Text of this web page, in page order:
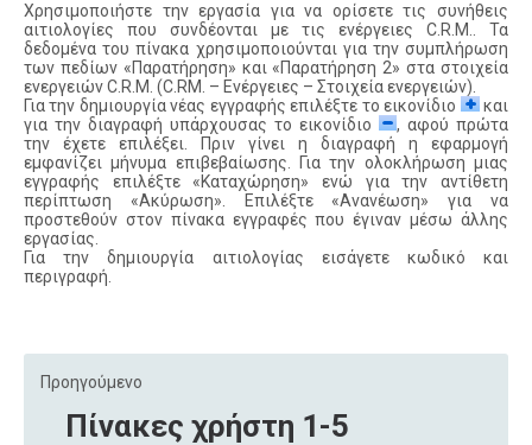
Χρησιμοποιήστε την εργασία για να ορίσετε τις συνήθεις
αιτιολογίες που συνδέονται με τις ενέργειες C.R.M.. Τα
δεδομένα του πίνακα χρησιμοποιούνται για την συμπλήρωση
των πεδίων «Παρατήρηση» και «Παρατήρηση 2» στα στοιχεία
ενεργειών C.R.M. (C.RM. – Ενέργειες – Στοιχεία ενεργειών).
Για την δημιουργία νέας εγγραφής επιλέξτε το εικονίδιο
και
για την διαγραφή υπάρχουσας το εικονίδιο
, αφού πρώτα
την έχετε επιλέξει. Πριν γίνει η διαγραφή η εφαρμογή
εμφανίζει μήνυμα επιβεβαίωσης. Για την ολοκλήρωση μιας
εγγραφής επιλέξτε «Καταχώρηση» ενώ για την αντίθετη
περίπτωση «Ακύρωση». Επιλέξτε «Ανανέωση» για να
προστεθούν στον πίνακα εγγραφές που έγιναν μέσω άλλης
εργασίας.
Για την δημιουργία αιτιολογίας εισάγετε κωδικό και
περιγραφή.
Προηγούμενο
Πίνακες χρήστη 1-5